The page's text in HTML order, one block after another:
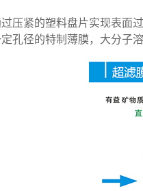
压紧的塑料盘片实现表面
孔径的特制薄膜，大分子